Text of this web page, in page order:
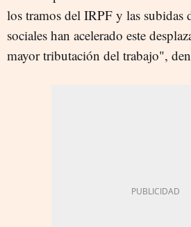
los tramos del IRPF y las subidas
sociales han acelerado este
mayor tributación del trabajo",